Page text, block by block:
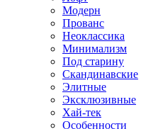
Модерн
Прованс
Неоклассика
Минимализм
Под старину
Скандинавские
Элитные
Эксклюзивные
Хай-тек
Особенности